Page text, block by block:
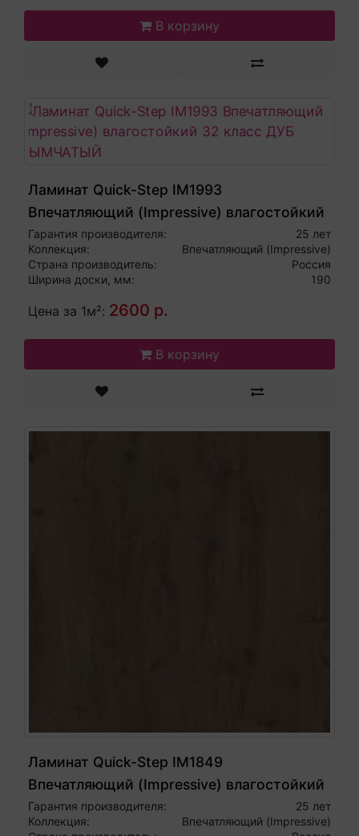
В корзину
Ламинат Quick-Step IM1993
Впечатляющий (Impressive) влагостойкий
32 класс ДУБ ДЫМЧАТЫЙ
Гарантия производителя:
25 лет
Коллекция:
Впечатляющий (Impressive)
Страна производитель:
Россия
Ширина доски, мм:
190
Цена за 1м²: 2600 р.
В корзину
Ламинат Quick-Step IM1849
Впечатляющий (Impressive) влагостойкий
32 класс ДУБ КОРИЧНЕВЫЙ
Гарантия производителя:
25 лет
Коллекция:
Впечатляющий (Impressive)